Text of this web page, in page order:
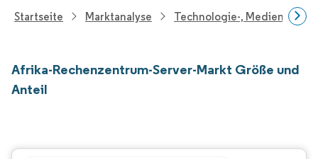
Startseite Marktanalyse Technologie-, Medien- Und
Afrika-Rechenzentrum-Server-Markt Größe und
Anteil